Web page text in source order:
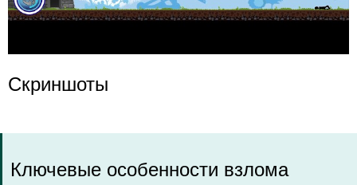
Скриншоты
Ключевые особенности взлома